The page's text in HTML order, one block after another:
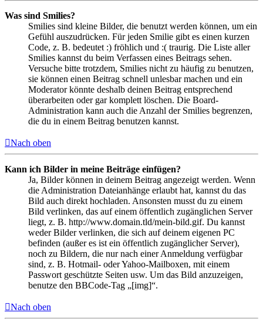
Was sind Smilies?
Smilies sind kleine Bilder, die benutzt werden können, um ein
Gefühl auszudrücken. Für jeden Smilie gibt es einen kurzen
Code, z. B. bedeutet :) fröhlich und :( traurig. Die Liste aller
Smilies kannst du beim Verfassen eines Beitrags sehen.
Versuche bitte trotzdem, Smilies nicht zu häufig zu benutzen,
sie können einen Beitrag schnell unlesbar machen und ein
Moderator könnte deshalb deinen Beitrag entsprechend
überarbeiten oder gar komplett löschen. Die Board-
Administration kann auch die Anzahl der Smilies begrenzen,
die du in einem Beitrag benutzen kannst.
Nach oben
Kann ich Bilder in meine Beiträge einfügen?
Ja, Bilder können in deinem Beitrag angezeigt werden. Wenn
die Administration Dateianhänge erlaubt hat, kannst du das
Bild auch direkt hochladen. Ansonsten musst du zu einem
Bild verlinken, das auf einem öffentlich zugänglichen Server
liegt, z. B. http://www.domain.tld/mein-bild.gif. Du kannst
weder Bilder verlinken, die sich auf deinem eigenen PC
befinden (außer es ist ein öffentlich zugänglicher Server),
noch zu Bildern, die nur nach einer Anmeldung verfügbar
sind, z. B. Hotmail- oder Yahoo-Mailboxen, mit einem
Passwort geschützte Seiten usw. Um das Bild anzuzeigen,
benutze den BBCode-Tag „[img]“.
Nach oben